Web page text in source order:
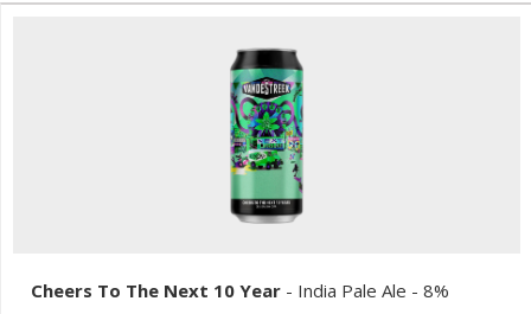
Cheers To The Next 10 Year - India Pale Ale - 8%